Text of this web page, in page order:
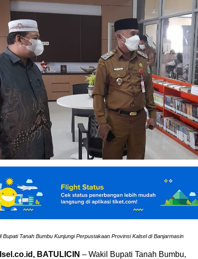
Bupati Tanah Bumbu Kunjungi Perpustakaan Provinsi Kalsel di Banjarmasin
BATULICIN – Wakil Bupati Tanah Bumbu,